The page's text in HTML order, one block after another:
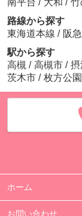
路線から探す
東海道本線 / 阪
駅から探す
高槻 / 高槻市 / 摂
茨木市 / 枚方公園
ホーム
お問い合わせ